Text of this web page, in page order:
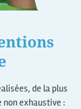
de la plus
exhaustive :